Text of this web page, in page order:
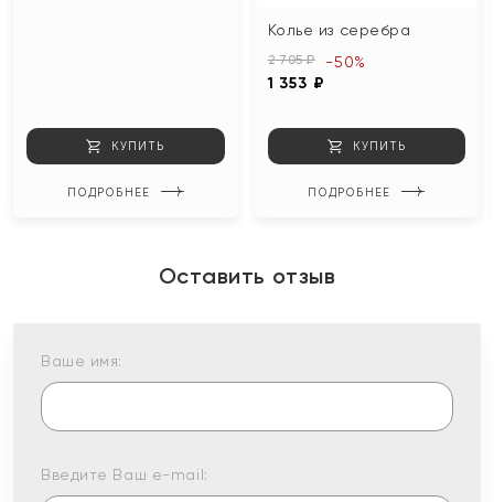
КУПИТЬ
ПОДРОБНЕЕ
Колье из серебра
2 705 ₽
1 353 ₽
-50%
КУПИТЬ
ПОДРОБНЕЕ
Оставить отзыв
Ваше имя:
Введите Ваш e-mail: